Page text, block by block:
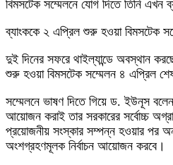
বিমসটেক সম্মেলনে যোগ দিতে তিনি এখন
ব্যাংককে ২ এপ্রিল শুরু হওয়া বিমসটেক
দুই দিনের সফরে থাইল্যান্ডে অবস্থান
শুরু হওয়া বিমসটেক সম্মেলন ৪ এপ্রিল
সম্মেলনে ভাষণ দিতে গিয়ে ড. ইউনূস
আয়োজন করাই তার সরকারের সর্বোচ্চ
প্রয়োজনীয় সংস্কার সম্পন্ন হওয়ার পর
অংশগ্রহণমূলক নির্বাচন আয়োজন করবে।